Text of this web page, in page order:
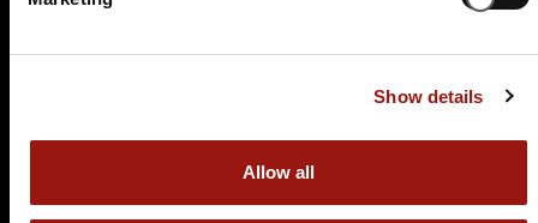
Show details
Allow all
Krimidinner Straubing –